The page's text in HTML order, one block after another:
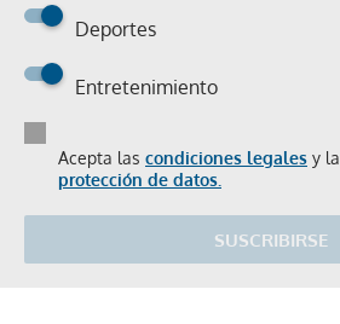
Deportes
Entretenimiento
Acepta las condiciones legales y la
protección de datos.
SUSCRIBIRSE